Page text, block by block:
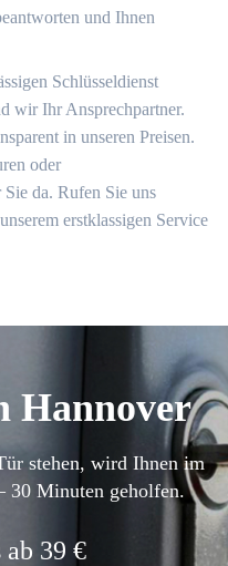
und Ihnen
Schlüsseldienst
wir Ihr Ansprechpartner.
in unseren Preisen.
oder
da. Rufen Sie uns
erstklassigen Service
Hannover
stehen, wird Ihnen im
30 Minuten geholfen.
ab 39 €